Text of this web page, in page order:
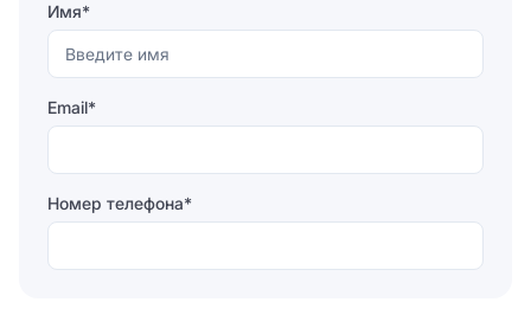
Имя*
Email*
Номер телефона*